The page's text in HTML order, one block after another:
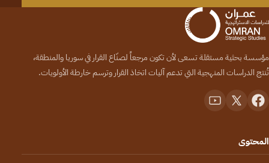
مؤسسة بحثية مستقلة تسعى لأن تكون مرجعاً لصنّاع القرار في سوريا والمنطقة،
تُنتج الدراسات المنهجية التي تدعم آليات اتخاذ القرار وترسم خارطة الأولويات.
المحتوى